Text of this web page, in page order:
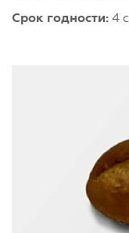
Срок годности: 4